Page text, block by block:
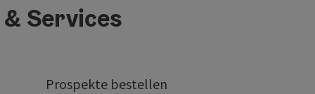
Services
Prospekte bestellen